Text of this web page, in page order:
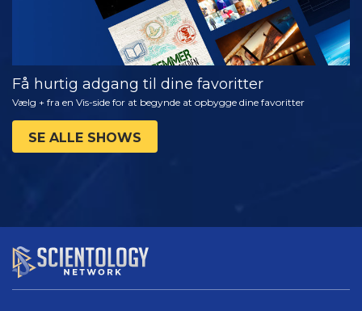
Få hurtig adgang til dine favoritter
Vælg + fra en Vis-side for at begynde at opbygge dine favoritter
SE ALLE SHOWS